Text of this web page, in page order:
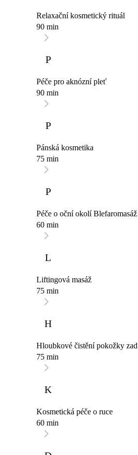
Relaxační kosmetický rituál
90 min
P
Péče pro aknózní pleť
90 min
P
Pánská kosmetika
75 min
P
Péče o oční okolí Blefaromasáž
60 min
L
Liftingová masáž
75 min
H
Hloubkové čistění pokožky zad
75 min
K
Kosmetická péče o ruce
60 min